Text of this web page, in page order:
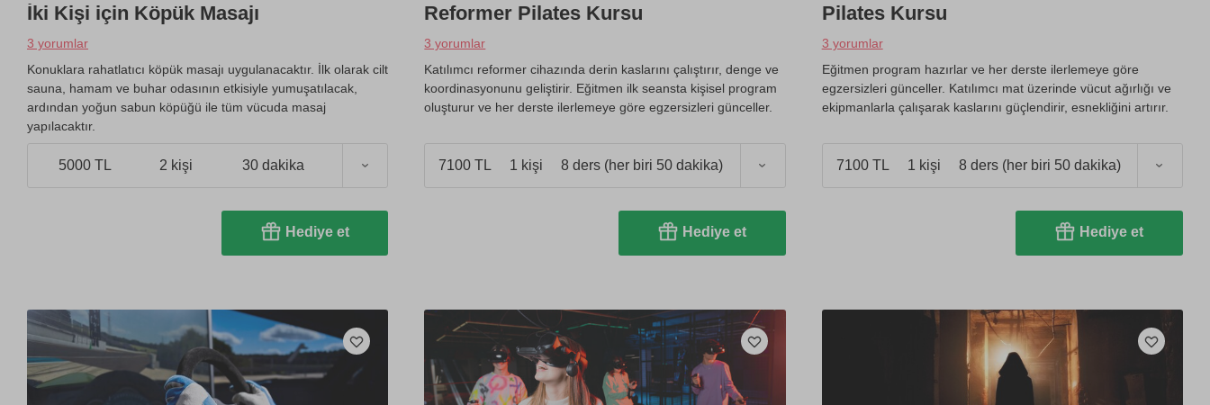
İki Kişi için Köpük Masajı
3 yorumlar
Konuklara rahatlatıcı köpük masajı uygulanacaktır. İlk olarak cilt
sauna, hamam ve buhar odasının etkisiyle yumuşatılacak,
ardından yoğun sabun köpüğü ile tüm vücuda masaj
yapılacaktır.
5000 TL 2 kişi 30 dakika
Hediye et
Reformer Pilates Kursu
3 yorumlar
Katılımcı reformer cihazında derin kaslarını çalıştırır, denge ve
koordinasyonunu geliştirir. Eğitmen ilk seansta kişisel program
oluşturur ve her derste ilerlemeye göre egzersizleri günceller.
7100 TL 1 kişi 8 ders (her biri 50 dakika)
Hediye et
Pilates Kursu
3 yorumlar
Eğitmen program hazırlar ve her derste ilerlemeye göre
egzersizleri günceller. Katılımcı mat üzerinde vücut ağırlığı ve
ekipmanlarla çalışarak kaslarını güçlendirir, esnekliğini artırır.
7100 TL 1 kişi 8 ders (her biri 50 dakika)
Hediye et